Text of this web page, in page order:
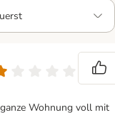
Wohnung voll mit